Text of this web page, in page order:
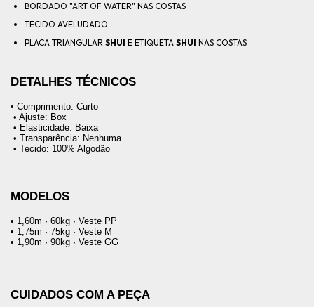
BORDADO "ART OF WATER" NAS COSTAS
TECIDO AVELUDADO
PLACA TRIANGULAR SHUI E ETIQUETA SHUI NAS COSTAS
DETALHES TÉCNICOS
• Comprimento: Curto
• Ajuste: Box
• Elasticidade: Baixa
• Transparência: Nenhuma
• Tecido: 100% Algodão
MODELOS
• 1,60m · 60kg · Veste PP
• 1,75m · 75kg · Veste M
• 1,90m · 90kg · Veste GG
CUIDADOS COM A PEÇA